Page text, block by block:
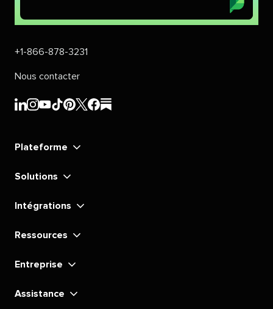
+1-866-878-3231​​
Nous contacter​​
Sprout
LinkedIn​​
Sprout
Instagram​​
Sprout
YouTube​​
Sprout
TikTok​​
Sprout
Pinterest​​
Sprout
Sprout
Sprout
Plateforme​​
Solutions​​
Intégrations​​
Ressources​​
Entreprise​​
Assistance​​